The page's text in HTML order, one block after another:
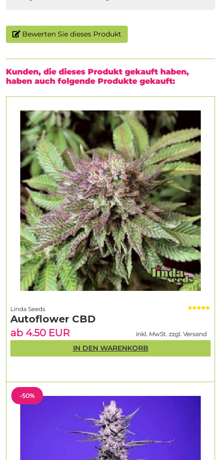
Bewerten Sie dieses Produkt
Kunden, die dieses Produkt gekauft haben,
haben auch folgende Produkte gekauft:
-50%
Linda Seeds
Autoflower CBD
ab 4.50 EUR
inkl. MwSt. zzgl. Versand
IN DEN WARENKORB